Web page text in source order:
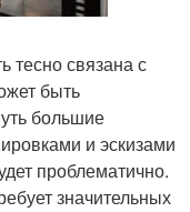
тесно связана с
быть
большие
и эскизами
проблематично.
значительных